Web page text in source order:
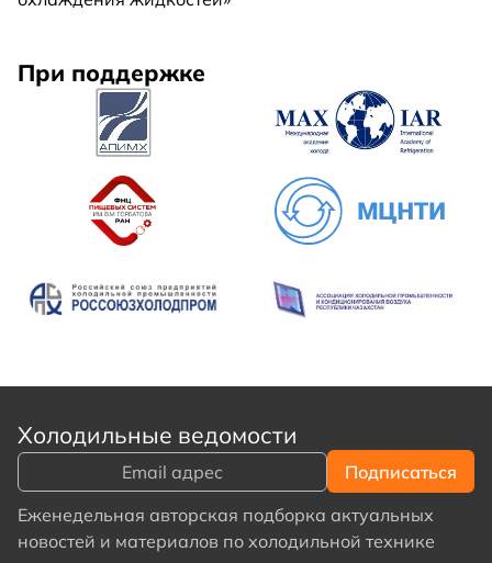
При поддержке
Холодильные ведомости
Еженедельная авторская подборка актуальных
новостей и материалов по холодильной технике